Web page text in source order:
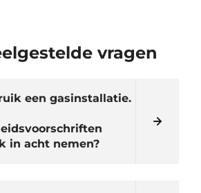
vragen
een gasinstallatie.
in acht nemen?